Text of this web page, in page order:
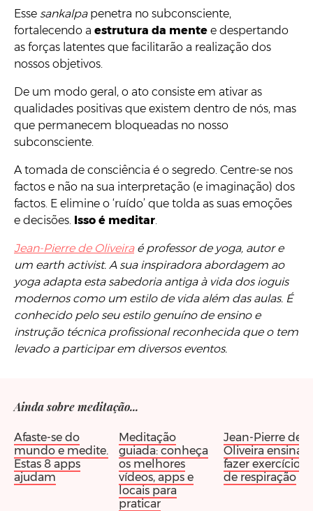
Esse sankalpapenetra no subconsciente,
fortalecendo a estrutura da mente e despertando
as forças latentes que facilitarão a realização dos
nossos objetivos.
De um modo geral, o ato consiste em ativar as
qualidades positivas que existem dentro de nós, mas
que permanecem bloqueadas no nosso
subconsciente.
A tomada de consciência é o segredo. Centre-se nos
factos e não na sua interpretação (e imaginação) dos
factos. E elimine o ‘ruído’ que tolda as suas emoções
e decisões. Isso é meditar
Jean-Pierre de Oliveiraé professor de yoga, autor e
um earth activist. A sua inspiradora abordagem ao
yoga adapta esta sabedoria antiga à vida dos ioguis
modernos como um estilo de vida além das aulas. É
conhecido pelo seu estilo genuíno de ensino e
instrução técnica profissional reconhecida que o tem
levado a participar em diversos eventos.
Ainda sobre meditação...
Afaste-se do
mundo e medite.
Estas 8 apps
ajudam
Meditação
guiada: conheça
os melhores
vídeos, apps e
locais para
praticar
Jean-Pierre de
Oliveira ensina a
fazer exercícios
de respiração